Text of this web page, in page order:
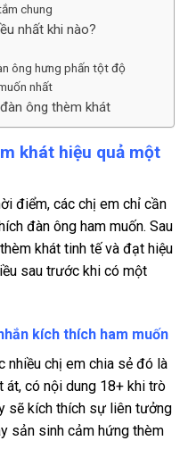
chung
nhất khi nào?
ông hưng phấn tột độ
nhất
ông thèm khát
khát hiệu quả một
điểm, các chị em chỉ cần
đàn ông ham muốn. Sau
khát tinh tế và đạt hiệu
sau trước khi có một
kích thích ham muốn
nhiều chị em chia sẻ đó là
át, có nội dung 18+ khi trò
sẽ kích thích sự liên tưởng
sản sinh cảm hứng thèm